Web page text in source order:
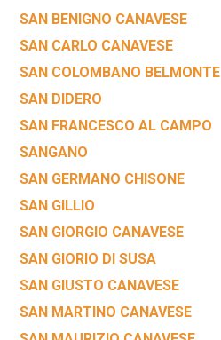
SAN BENIGNO CANAVESE
SAN CARLO CANAVESE
SAN COLOMBANO BELMONTE
SAN DIDERO
SAN FRANCESCO AL CAMPO
SANGANO
SAN GERMANO CHISONE
SAN GILLIO
SAN GIORGIO CANAVESE
SAN GIORIO DI SUSA
SAN GIUSTO CANAVESE
SAN MARTINO CANAVESE